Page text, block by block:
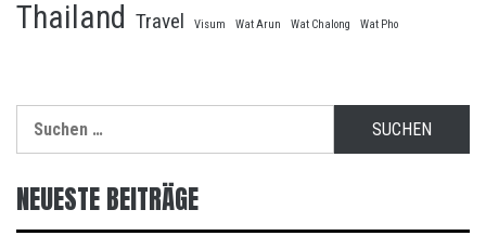
Thailand Travel Visum Wat Arun Wat Chalong Wat Pho
NEUESTE BEITRÄGE